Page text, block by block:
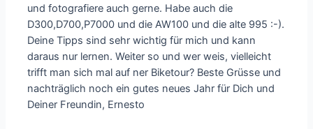
und fotografiere auch gerne. Habe auch die
D300,D700,P7000 und die AW100 und die alte 995 :-).
Deine Tipps sind sehr wichtig für mich und kann
daraus nur lernen. Weiter so und wer weis, vielleicht
trifft man sich mal auf ner Biketour? Beste Grüsse und
nachträglich noch ein gutes neues Jahr für Dich und
Deiner Freundin, Ernesto